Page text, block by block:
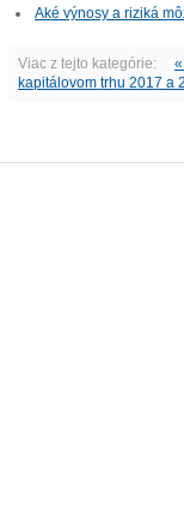
Aké výnosy a riziká
Viac z tejto kategórie:
kapitálovom trhu 2017 a